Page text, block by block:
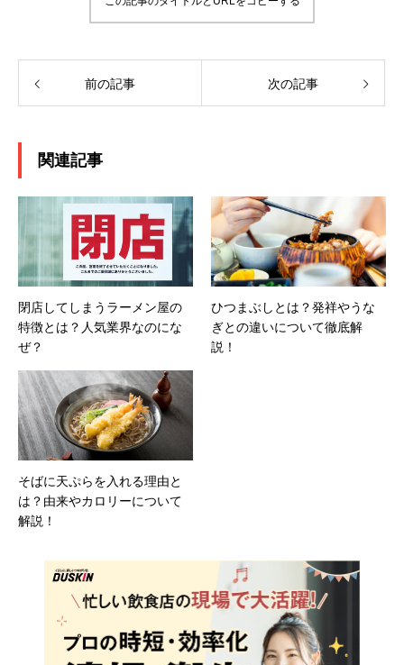
前の記事 次の記事
関連記事
閉店してしまうラーメン屋の
特徴とは？人気業界なのにな
ぜ？
ひつまぶしとは？発祥やうな
ぎとの違いについて徹底解
説！
そばに天ぷらを入れる理由と
は？由来やカロリーについて
解説！